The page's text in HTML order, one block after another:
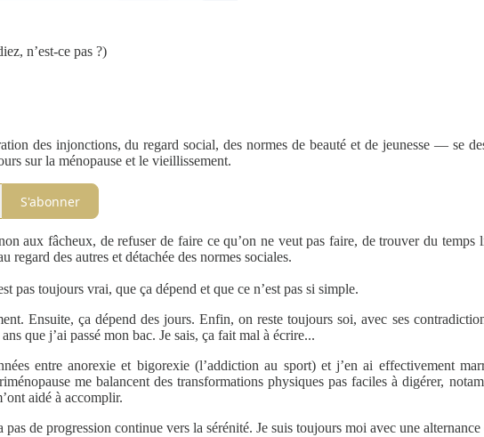
n’est-ce pas ?)
des injonctions, du regard social, des normes de beauté et de jeunesse — se
sur la ménopause et le vieillissement.
S'abonner
aux fâcheux, de refuser de faire ce qu’on ne veut pas faire, de trouver du
des autres et détachée des normes sociales.
pas toujours vrai, que ça dépend et que ce n’est pas si simple.
Ensuite, ça dépend des jours. Enfin, on reste toujours soi, avec ses
que j’ai passé mon bac. Je sais, ça fait mal à écrire...
entre anorexie et bigorexie (l’addiction au sport) et j’en ai effectivement
me balancent des transformations physiques pas faciles à digérer,
aidé à accomplir.
pas de progression continue vers la sérénité. Je suis toujours moi avec une